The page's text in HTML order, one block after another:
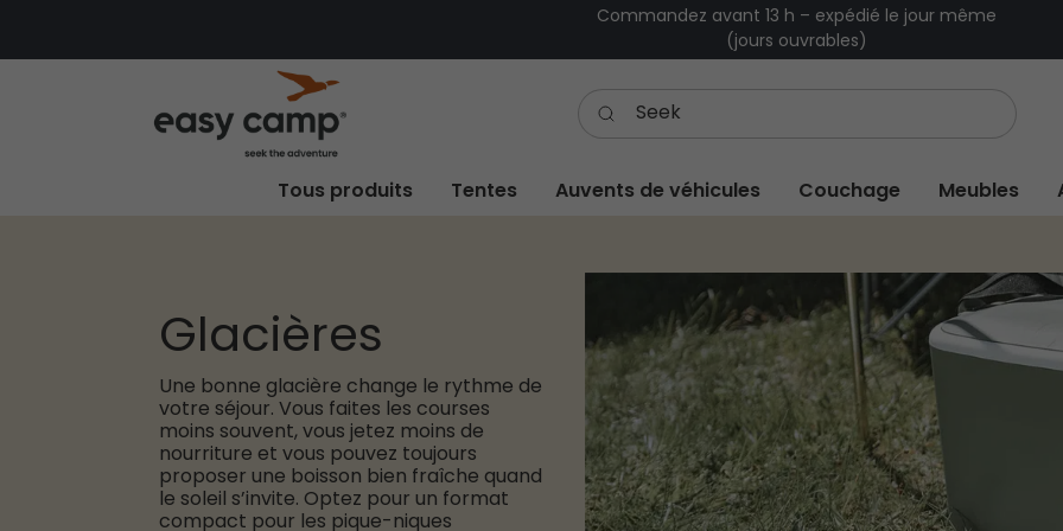
Commandez avant 13 h – expédié le jour même
(jours ouvrables)
Tous produits Tentes Auvents de véhicules Couchage Meubles
Glacières
Une bonne glacière change le rythme de
votre séjour. Vous faites les courses
moins souvent, vous jetez moins de
nourriture et vous pouvez toujours
proposer une boisson bien fraîche quand
le soleil s’invite. Optez pour un format
compact pour les pique-niques